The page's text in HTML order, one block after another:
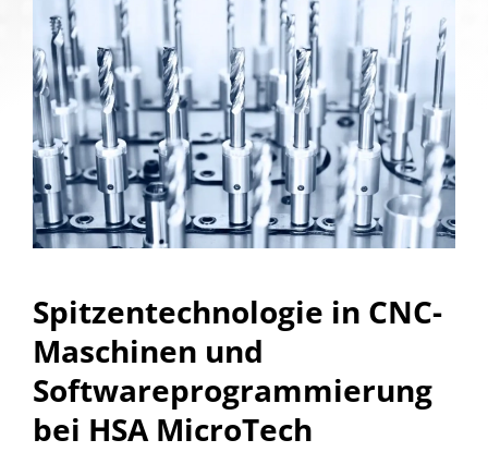
Spitzentechnologie in CNC-
Maschinen und
Softwareprogrammierung
bei HSA MicroTech